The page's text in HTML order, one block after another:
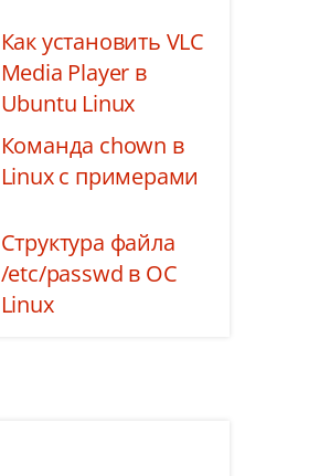
Как установить VLC
Media Player в
Ubuntu Linux
Команда chown в
Linux с примерами
Структура файла
/etc/passwd в ОС
Linux